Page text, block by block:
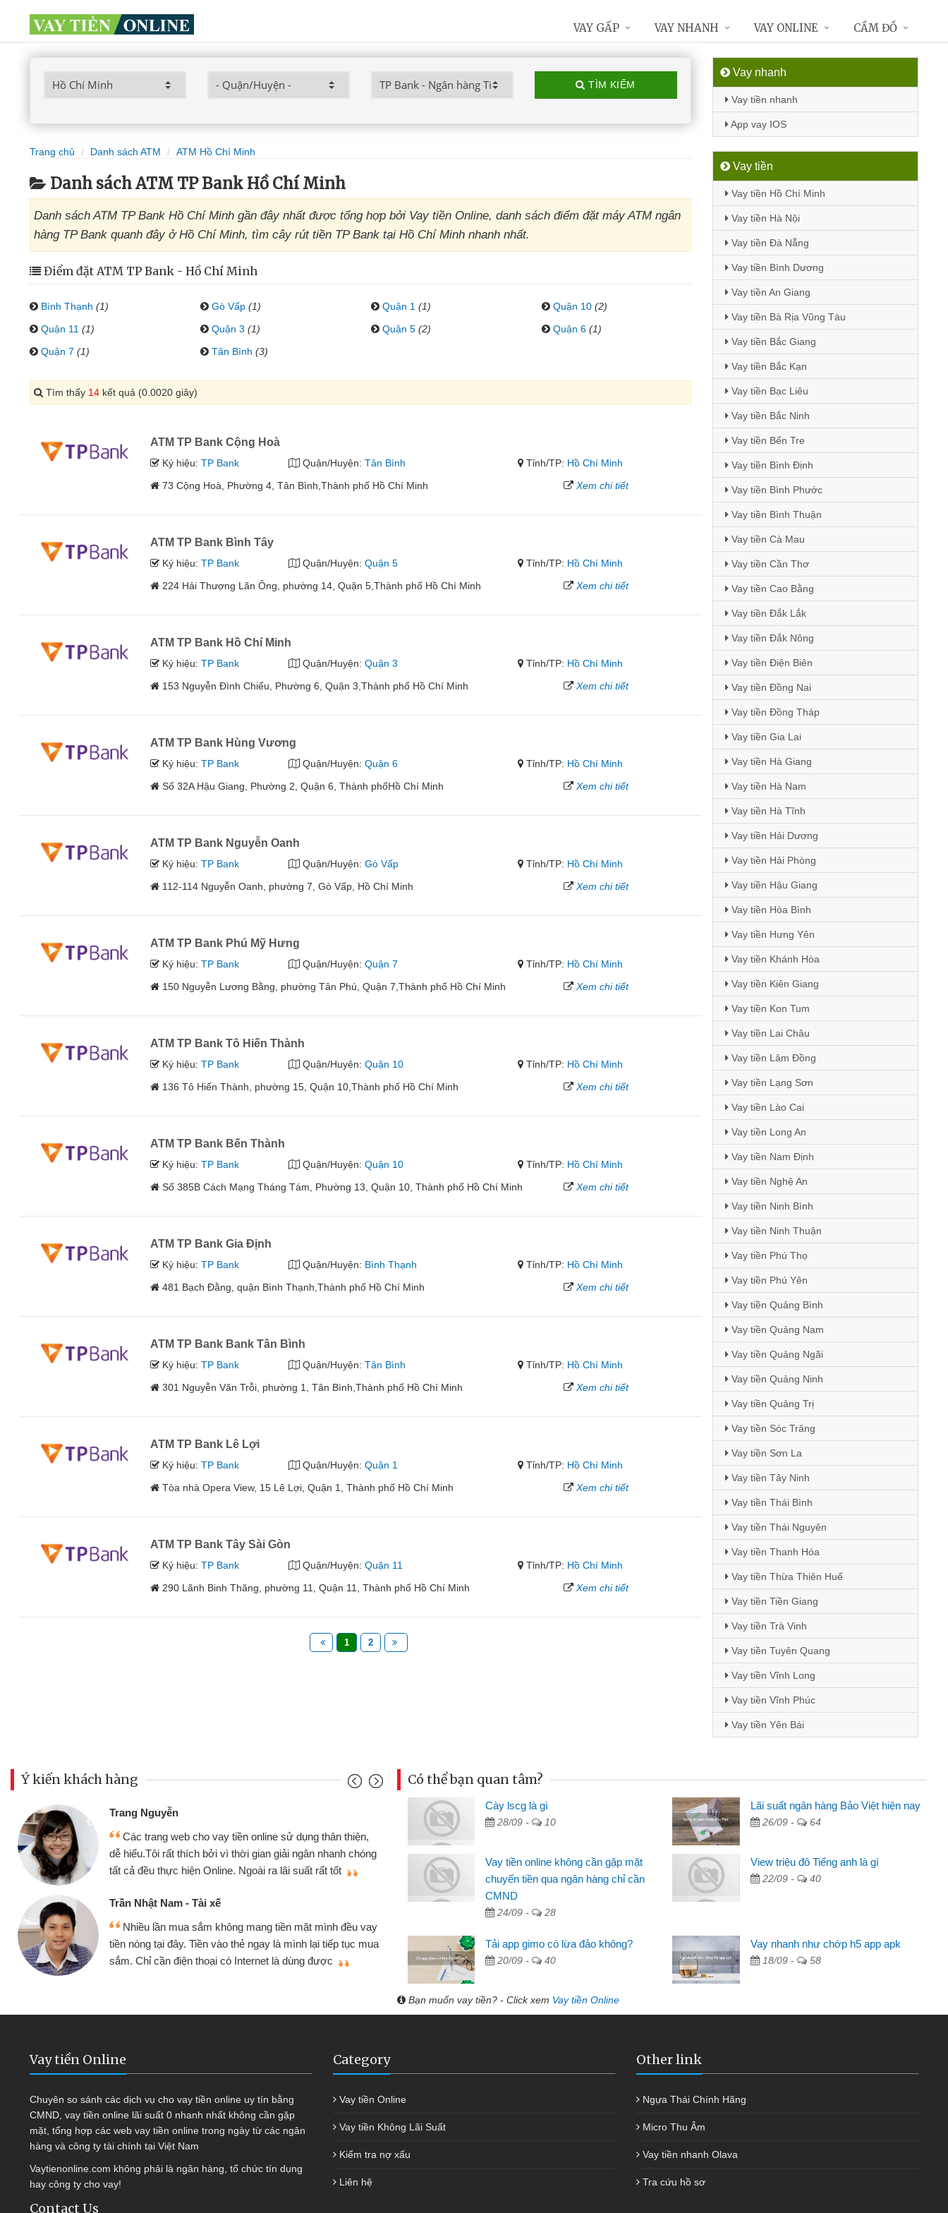
TÌM KIẾM
Trang chủ Danh sách ATM ATM Hồ Chí Minh
Danh sách ATM TP Bank Hồ Chí Minh
Danh sách ATM TP Bank Hồ Chí Minh gần đây nhất được tổng hợp bởi Vay tiền Online, danh sách điểm đặt máy ATM ngân
hàng TP Bank quanh đây ở Hồ Chí Minh, tìm cây rút tiền TP Bank tại Hồ Chí Minh nhanh nhất.
Điểm đặt ATM TP Bank - Hồ Chí Minh
Bình Thạnh (1) Gò Vấp (1) Quận 1 (1) Quận 10 (2)
Quận 11 (1) Quận 3 (1) Quận 5 (2) Quận 6 (1)
Quận 7 (1) Tân Bình (3)
Tìm thấy 14 kết quả (0.0020 giây)
ATM TP Bank Cộng Hoà
Ký hiệu:TP Bank Quận/Huyện: Tân Bình Tỉnh/TP: Hồ Chí Minh
73 Cộng Hoà, Phường 4, Tân Bình,Thành phố Hồ Chí Minh
Xem chi tiết
ATM TP Bank Bình Tây
Ký hiệu:TP Bank Quận/Huyện: Quận 5 Tỉnh/TP: Hồ Chí Minh
224 Hải Thượng Lãn Ông, phường 14, Quận 5,Thành phố Hồ Chí Minh
Xem chi tiết
ATM TP Bank Hồ Chí Minh
Ký hiệu:TP Bank Quận/Huyện: Quận 3 Tỉnh/TP: Hồ Chí Minh
153 Nguyễn Đình Chiểu, Phường 6, Quận 3,Thành phố Hồ Chí Minh
Xem chi tiết
ATM TP Bank Hùng Vương
Ký hiệu:TP Bank Quận/Huyện: Quận 6 Tỉnh/TP: Hồ Chí Minh
Số 32A Hậu Giang, Phường 2, Quận 6, Thành phốHồ Chí Minh
Xem chi tiết
ATM TP Bank Nguyễn Oanh
Ký hiệu:TP Bank Quận/Huyện: Gò Vấp Tỉnh/TP: Hồ Chí Minh
112-114 Nguyễn Oanh, phường 7, Gò Vấp, Hồ Chí Minh
Xem chi tiết
ATM TP Bank Phú Mỹ Hưng
Ký hiệu:TP Bank Quận/Huyện: Quận 7 Tỉnh/TP: Hồ Chí Minh
150 Nguyễn Lương Bằng, phường Tân Phú, Quận 7,Thành phố Hồ Chí Minh
Xem chi tiết
ATM TP Bank Tô Hiến Thành
Ký hiệu:TP Bank Quận/Huyện: Quận 10 Tỉnh/TP: Hồ Chí Minh
136 Tô Hiến Thành, phường 15, Quận 10,Thành phố Hồ Chí Minh
Xem chi tiết
ATM TP Bank Bến Thành
Ký hiệu:TP Bank Quận/Huyện: Quận 10 Tỉnh/TP: Hồ Chí Minh
Số 385B Cách Mạng Tháng Tám, Phường 13, Quận 10, Thành phố Hồ Chí Minh
Xem chi tiết
ATM TP Bank Gia Định
Ký hiệu:TP Bank Quận/Huyện: Bình Thạnh Tỉnh/TP: Hồ Chí Minh
481 Bạch Đằng, quận Bình Thạnh,Thành phố Hồ Chí Minh
Xem chi tiết
ATM TP Bank Bank Tân Bình
Ký hiệu:TP Bank Quận/Huyện: Tân Bình Tỉnh/TP: Hồ Chí Minh
301 Nguyễn Văn Trỗi, phường 1, Tân Bình,Thành phố Hồ Chí Minh
Xem chi tiết
ATM TP Bank Lê Lợi
Ký hiệu:TP Bank Quận/Huyện: Quận 1 Tỉnh/TP: Hồ Chí Minh
Tòa nhà Opera View, 15 Lê Lợi, Quận 1, Thành phố Hồ Chí Minh
Xem chi tiết
ATM TP Bank Tây Sài Gòn
Ký hiệu:TP Bank Quận/Huyện: Quận 11 Tỉnh/TP: Hồ Chí Minh
290 Lãnh Binh Thăng, phường 11, Quận 11, Thành phố Hồ Chí Minh
Xem chi tiết
1 2
Vay nhanh
Vay tiền nhanh
App vay IOS
Vay tiền
Vay tiền Hồ Chí Minh
Vay tiền Hà Nội
Vay tiền Đà Nẵng
Vay tiền Bình Dương
Vay tiền An Giang
Vay tiền Bà Rịa Vũng Tàu
Vay tiền Bắc Giang
Vay tiền Bắc Kạn
Vay tiền Bạc Liêu
Vay tiền Bắc Ninh
Vay tiền Bến Tre
Vay tiền Bình Định
Vay tiền Bình Phước
Vay tiền Bình Thuận
Vay tiền Cà Mau
Vay tiền Cần Thơ
Vay tiền Cao Bằng
Vay tiền Đắk Lắk
Vay tiền Đắk Nông
Vay tiền Điện Biên
Vay tiền Đồng Nai
Vay tiền Đồng Tháp
Vay tiền Gia Lai
Vay tiền Hà Giang
Vay tiền Hà Nam
Vay tiền Hà Tĩnh
Vay tiền Hải Dương
Vay tiền Hải Phòng
Vay tiền Hậu Giang
Vay tiền Hòa Bình
Vay tiền Hưng Yên
Vay tiền Khánh Hòa
Vay tiền Kiên Giang
Vay tiền Kon Tum
Vay tiền Lai Châu
Vay tiền Lâm Đồng
Vay tiền Lạng Sơn
Vay tiền Lào Cai
Vay tiền Long An
Vay tiền Nam Định
Vay tiền Nghệ An
Vay tiền Ninh Bình
Vay tiền Ninh Thuận
Vay tiền Phú Thọ
Vay tiền Phú Yên
Vay tiền Quảng Bình
Vay tiền Quảng Nam
Vay tiền Quảng Ngãi
Vay tiền Quảng Ninh
Vay tiền Quảng Trị
Vay tiền Sóc Trăng
Vay tiền Sơn La
Vay tiền Tây Ninh
Vay tiền Thái Bình
Vay tiền Thái Nguyên
Vay tiền Thanh Hóa
Vay tiền Thừa Thiên Huế
Vay tiền Tiền Giang
Vay tiền Trà Vinh
Vay tiền Tuyên Quang
Vay tiền Vĩnh Long
Vay tiền Vĩnh Phúc
Vay tiền Yên Bái
VAY GẤP VAY NHANH VAY ONLINE CẦM ĐỒ
Ý kiến khách hàng
online sử dụng thân thiện,
gian giải ngân nhanh chóng
ra lãi suất rất tốt
tiền mặt mình đều vay
ngay là mình lại tiếp tục mua
là dùng được
Mình cần tiền gấp nên định cầm cố chiếc xe wave
nhưng thật may đã có gói vay tiền bằng CMND online
không cần gặp mặt nên rất tiện lợi, sẽ giới thiệu cho bạn
bè biết
Tôi kinh doanh buôn bán nhỏ lẻ nhiều lúc cần vốn nhập
hàng, nhờ biết đến website qua bạn bè giới thiệu tôi đã giải
quyết được công việc của mình nhanh chóng
Mai Lan - Sinh viên
Tôi biết đến thông qua quảng cáo trên facebook. Tôi là
sinh viên nên cần đóng tiền nhà, sinh nhật bạn bè, mà đọc
thấy thủ tục nhanh gọn nên tôi quyết định vay
Lâm Minh Chánh
cần có 2 triệu để giải quyết việc riêng, trong 1-2 ngày tôi trả
được thôi. Cảm ơn đã giúp tôi kịp thời và nhanh chóng
Có thể bạn quan tâm?
Cày lscg là gì
28/09 - 10
Lãi suất ngân hàng Bảo Việt hiện nay
26/09 - 64
Vay tiền online không cần gặp mặt
chuyển tiền qua ngân hàng chỉ cần
CMND
24/09 - 28
View triệu đô Tiếng anh là gì
22/09 - 40
Tải app gimo có lừa đảo không?
20/09 - 40
Vay nhanh như chớp h5 app apk
18/09 - 58
Bạn muốn vay tiền? - Click xem Vay tiền Online
Vay tiền Online
Chuyên so sánh các dịch vụ cho vay tiền online uy tín bằng
CMND, vay tiền online lãi suất 0 nhanh nhất không cần gặp
mặt, tổng hợp các web vay tiền online trong ngày từ các ngân
hàng và công ty tài chính tại Việt Nam
Vaytienonline.com không phải là ngân hàng, tổ chức tín dụng
hay công ty cho vay!
Contact Us
Category
Vay tiền Online
Vay tiền Không Lãi Suất
Kiểm tra nợ xấu
Liên hệ
Other link
Ngựa Thái Chính Hãng
Micro Thu Âm
Vay tiền nhanh Olava
Tra cứu hồ sơ